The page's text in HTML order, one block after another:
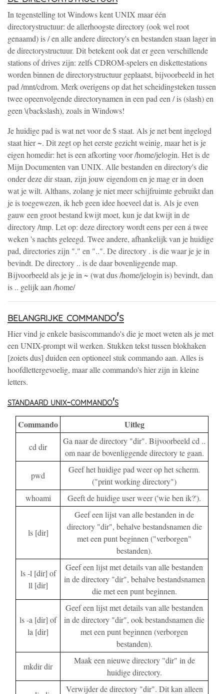
In tegenstelling tot Windows kent UNIX maar één
directorystructuur: de allerhoogste directory (ook wel root
genaamd) is / en alle andere directory's en bestanden staan lager in
de directorystructuur. Dit betekent ook dat er geen verschillende
stations of drives zijn: zelfs CDROM-spelers en diskettestations
worden binnen de directorystructuur geplaatst, bijvoorbeeld in het
pad /mnt/cdrom. Merk overigens op dat het scheidingsteken tussen
twee opeenvolgende directorynamen in een pad een / is (slash) en
geen \(backslash), zoals in Windows!
Je huidige pad is wat net voor de $ staat. Als je net bent ingelogd
staat hier ~. Dit zegt op het eerste gezicht weinig, maar het is je
eigen homedir: het is een afkorting voor /home/jelogin. Het is de
Mijn Documenten van UNIX. Alle bestanden en directory's die
onder deze dir staan, zijn jouw eigendom en je mag er in doen
wat je wilt. Althans, zolang je niet meer schijfruimte gebruikt dan
je is toegewezen, ik heb geen idee hoeveel dat is. Als je even
gauw een groot bestand kwijt moet, kun je dat kwijt in de
directory /tmp. Let op: deze directory wordt eens per een á twee
weken 's nachts geleegd. Twee andere, afhankelijk van je huidige
pad, directories zijn "." en "..". De directory . is die waar je je in
bevindt. De directory .. is de daar bovenliggende map.
Bijvoorbeeld als je je in ~ (wat dus /home/jelogin is) bevindt, dan
is .. gelijk aan /home/
belangrijke commando's
Hier vind je enkele basiscommando's die je moet weten als je met
een UNIX-prompt wil werken. Stukken tekst tussen blokhaken
[zoiets dus] duiden een optioneel stuk commando aan. Alles is
hoofdlettergevoelig, maar alle commando's hier zijn in kleine
letters.
standaard unix-commando's
Commando Uitleg
cd dir
Ga naar de directory "dir". Bijvoorbeeld cd ..
om naar de bovenliggende directory te gaan.
pwd
Geef het huidige pad weer op het scherm.
("print working directory")
whoami
Geeft de huidige user weer ('wie ben ik?').
ls [dir]
Geef een lijst van alle bestanden in de
directory "dir", behalve bestandsnamen die
met een punt beginnen ("verborgen"
bestanden).
ls -l [dir] of
ll [dir]
Geef een lijst met details van alle bestanden
in de directory "dir", behalve bestandsnamen
die met een punt beginnen.
ls -a [dir] of
la [dir]
Geef een lijst met details van alle bestanden
in de directory "dir", ook bestandsnamen die
met een punt beginnen (verborgen
bestanden).
mkdir dir
Maak een nieuwe directory "dir" in de
huidige directory.
Verwijder de directory "dir". Dit kan alleen